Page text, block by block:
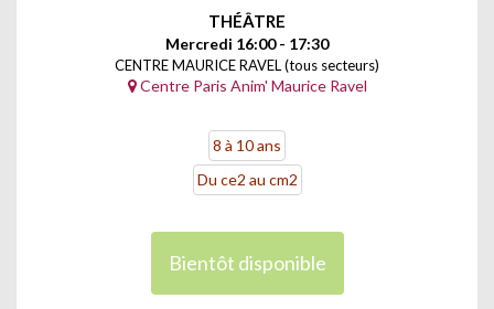
THÉÂTRE
Mercredi 16:00 - 17:30
CENTRE MAURICE RAVEL (tous secteurs)
Centre Paris Anim' Maurice Ravel
8 à 10 ans
Du ce2 au cm2
Bientôt disponible